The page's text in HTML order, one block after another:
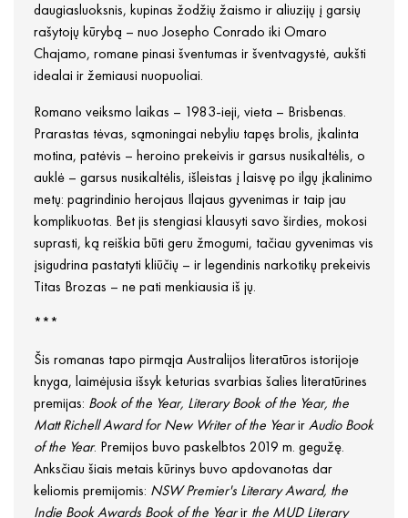
daugiasluoksnis, kupinas žodžių žaismo ir aliuzijų į garsių
rašytojų kūrybą – nuo Josepho Conrado iki Omaro
Chajamo, romane pinasi šventumas ir šventvagystė, aukšti
idealai ir žemiausi nuopuoliai.
Romano veiksmo laikas – 1983-ieji, vieta – Brisbenas.
Prarastas tėvas, sąmoningai nebyliu tapęs brolis, įkalinta
motina, patėvis – heroino prekeivis ir garsus nusikaltėlis, o
auklė – garsus nusikaltėlis, išleistas į laisvę po ilgų įkalinimo
metų: pagrindinio herojaus Ilajaus gyvenimas ir taip jau
komplikuotas. Bet jis stengiasi klausyti savo širdies, mokosi
suprasti, ką reiškia būti geru žmogumi, tačiau gyvenimas vis
įsigudrina pastatyti kliūčių – ir legendinis narkotikų prekeivis
Titas Brozas – ne pati menkiausia iš jų.
***
Šis romanas tapo pirmąja Australijos literatūros istorijoje
knyga, laimėjusia išsyk keturias svarbias šalies literatūrines
premijas: Book of the Year, Literary Book of the Year, the
Matt Richell Award for New Writer of the Yearir Audio Book
of the Year. Premijos buvo paskelbtos 2019 m. gegužę.
Anksčiau šiais metais kūrinys buvo apdovanotas dar
keliomis premijomis: NSW Premier's Literary Award, the
Indie Book Awards Book of the Yearir the MUD Literary